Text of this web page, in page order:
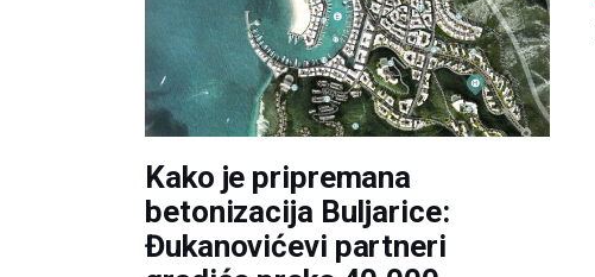
Kako je pripremana
betonizacija Buljarice:
Đukanovićevi partneri